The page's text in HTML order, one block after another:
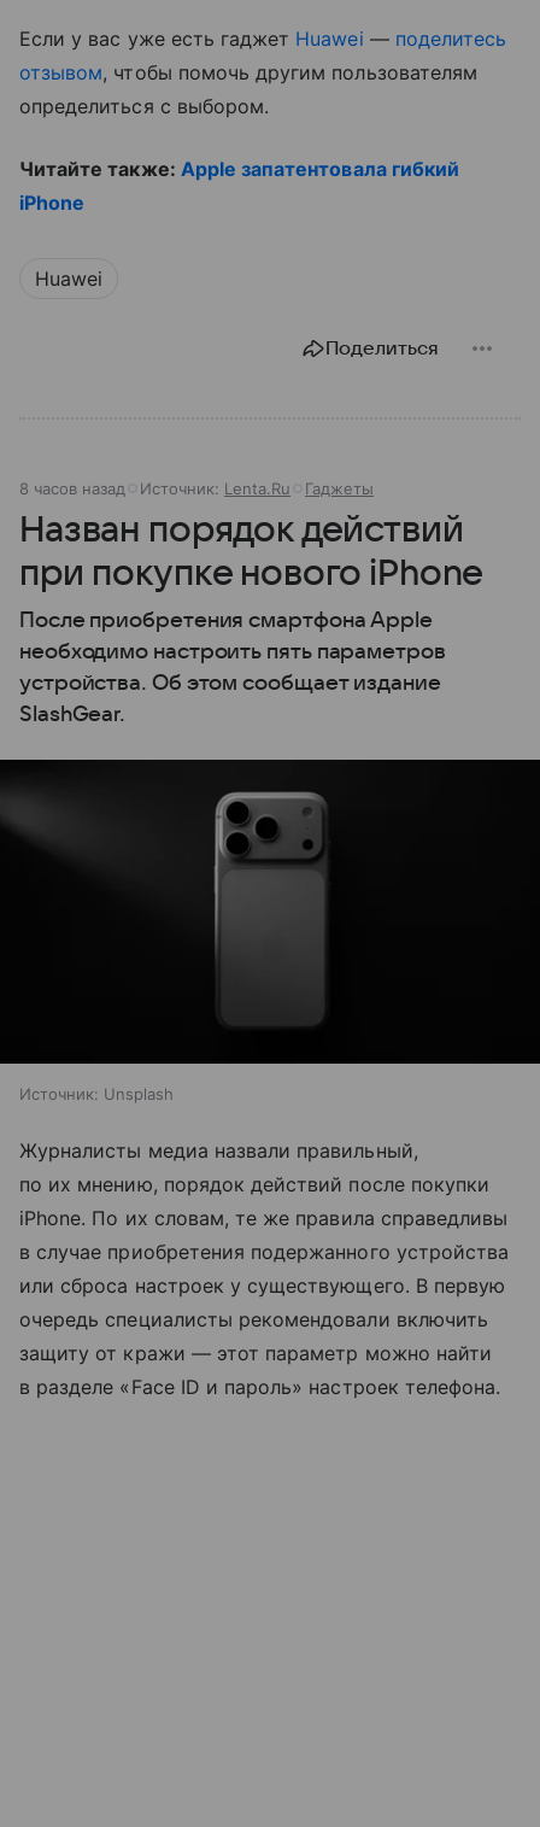
Если у вас уже есть гаджет Huawei — поделитесь
отзывом, чтобы помочь другим пользователям
определиться с выбором.
Читайте также: Apple запатентовала гибкий
iPhone
Huawei
Поделиться
8 часов назад Источник: Lenta.Ru Гаджеты
Назван порядок действий
при покупке нового iPhone
После приобретения смартфона Apple
необходимо настроить пять параметров
устройства. Об этом сообщает издание
SlashGear.
Источник: Unsplash
Журналисты медиа назвали правильный,
по их мнению, порядок действий после покупки
iPhone. По их словам, те же правила справедливы
в случае приобретения подержанного устройства
или сброса настроек у существующего. В первую
очередь специалисты рекомендовали включить
защиту от кражи — этот параметр можно найти
в разделе «Face ID и пароль» настроек телефона.